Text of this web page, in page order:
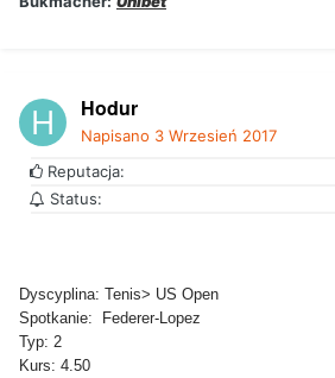
Hodur
Napisano 3 Wrzesień 2017
Reputacja:
Status:
Dyscyplina: Tenis> US Open
Spotkanie: Federer-Lopez
Typ: 2
Kurs: 4.50